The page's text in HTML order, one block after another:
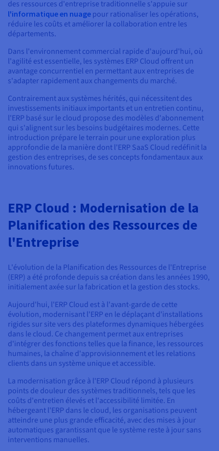
Tarifs
Disponibilités par régions
Documentation
Roadmap & Changelog
Roadmap & Changelog
des ressources d'entreprise traditionnelle s'appuie sur
l'informatique en nuage pour rationaliser les opérations,
réduire les coûts et améliorer la collaboration entre les
départements.
Dans l'environnement commercial rapide d'aujourd'hui, où
l'agilité est essentielle, les systèmes ERP Cloud offrent un
avantage concurrentiel en permettant aux entreprises de
s'adapter rapidement aux changements du marché.
Contrairement aux systèmes hérités, qui nécessitent des
investissements initiaux importants et un entretien continu,
l'ERP basé sur le cloud propose des modèles d'abonnement
qui s'alignent sur les besoins budgétaires modernes. Cette
introduction prépare le terrain pour une exploration plus
approfondie de la manière dont l'ERP SaaS Cloud redéfinit la
gestion des entreprises, de ses concepts fondamentaux aux
innovations futures.
ERP Cloud : Modernisation de la
Planification des Ressources de
l'Entreprise
L'évolution de la Planification des Ressources de l'Entreprise
(ERP) a été profonde depuis sa création dans les années 1990,
initialement axée sur la fabrication et la gestion des stocks.
Aujourd'hui, l'ERP Cloud est à l'avant-garde de cette
évolution, modernisant l'ERP en le déplaçant d'installations
rigides sur site vers des plateformes dynamiques hébergées
dans le cloud. Ce changement permet aux entreprises
d'intégrer des fonctions telles que la finance, les ressources
humaines, la chaîne d'approvisionnement et les relations
clients dans un système unique et accessible.
La modernisation grâce à l'ERP Cloud répond à plusieurs
points de douleur des systèmes traditionnels, tels que les
coûts d'entretien élevés et l'accessibilité limitée. En
hébergeant l'ERP dans le cloud, les organisations peuvent
atteindre une plus grande efficacité, avec des mises à jour
automatiques garantissant que le système reste à jour sans
interventions manuelles.